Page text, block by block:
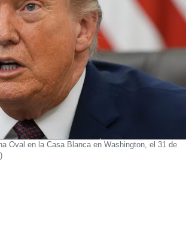
Oval en la Casa Blanca en Washington, el 31 de